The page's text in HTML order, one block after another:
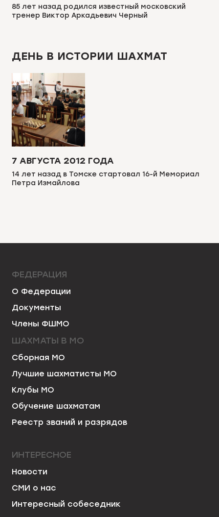
85 лет назад родился известный московский
тренер Виктор Аркадьевич Черный
ДЕНЬ В ИСТОРИИ ШАХМАТ
7 АВГУСТА 2012 ГОДА
14 лет назад в Томске стартовал 16-й Мемориал
Петра Измайлова
ФЕДЕРАЦИЯ
О Федерации
Документы
Члены ФШМО
ШАХМАТЫ В МО
Сборная МО
Лучшие шахматисты МО
Клубы МО
Обучение шахматам
Реестр званий и разрядов
ИНТЕРЕСНОЕ
Новости
СМИ о нас
Интересный собеседник